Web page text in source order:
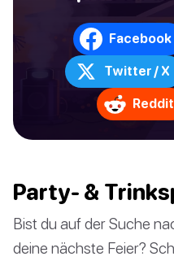
Facebook
Twitter / X
Reddit
Party- &
Bist du auf der Suche
deine nächste Feier?